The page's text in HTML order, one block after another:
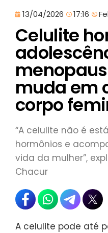
13/04/2026 17:16
Celulite
muda em
corpo
“A celulite não é
hormônios e
vida da mulher”,
Chacur
A celulite pode até